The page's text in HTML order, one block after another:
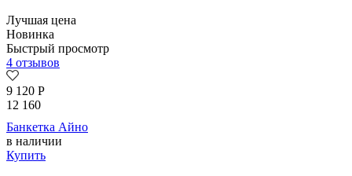
Лучшая цена
Новинка
Быстрый просмотр
4 отзывов
9 120 Р
12 160
Банкетка Айно
в наличии
Купить